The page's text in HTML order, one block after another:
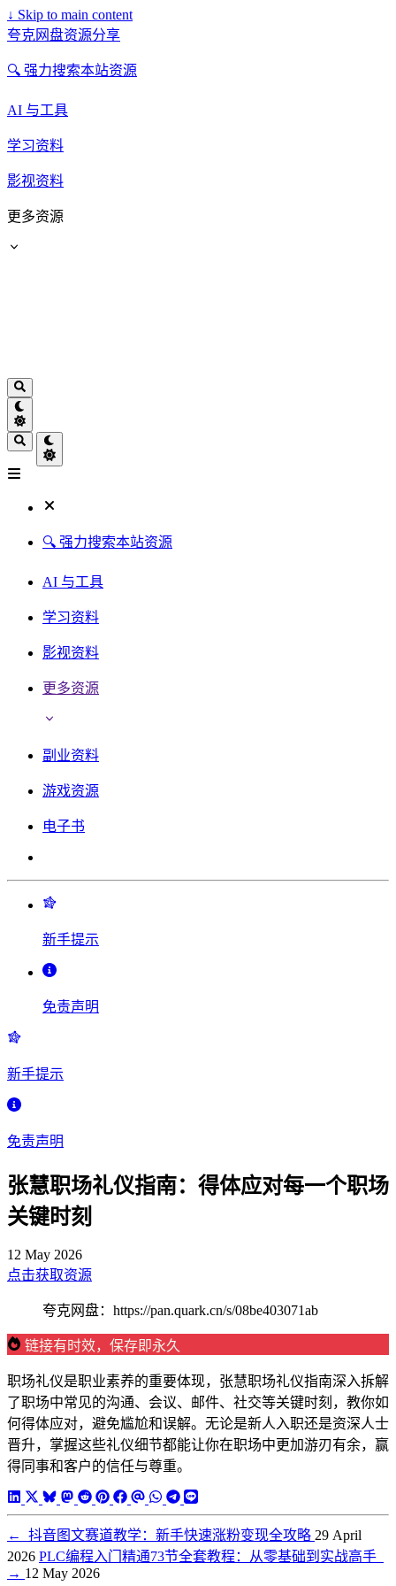
↓ Skip to main content
夸克网盘资源分享
🔍 强力搜索本站资源
AI 与工具
学习资料
影视资料
更多资源
🔍 强力搜索本站资源
AI 与工具
学习资料
影视资料
更多资源
副业资料
游戏资源
电子书
新手提示
免责声明
新手提示
免责声明
张慧职场礼仪指南：得体应对每一个职场
关键时刻
12 May 2026
点击获取资源
夸克网盘：https://pan.quark.cn/s/08be403071ab
链接有时效，保存即永久
职场礼仪是职业素养的重要体现，张慧职场礼仪指南深入拆解
了职场中常见的沟通、会议、邮件、社交等关键时刻，教你如
何得体应对，避免尴尬和误解。无论是新人入职还是资深人士
晋升，掌握这些礼仪细节都能让你在职场中更加游刃有余，赢
得同事和客户的信任与尊重。
← 抖音图文赛道教学：新手快速涨粉变现全攻略 29 April
2026 PLC编程入门精通73节全套教程：从零基础到实战高手
→ 12 May 2026